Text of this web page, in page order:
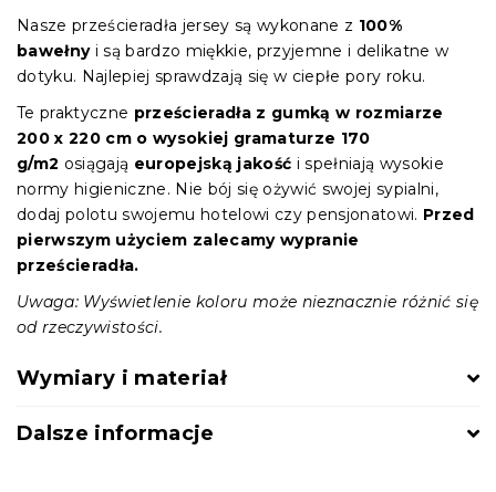
Nasze prześcieradła jersey są wykonane z 100%
bawełnyi są bardzo miękkie, przyjemne i delikatne w
dotyku. Najlepiej sprawdzają się w ciepłe pory roku.
Te praktyczne prześcieradła z gumką w rozmiarze
200 x 220 cm o wysokiej gramaturze 170
g/m2 osiągają europejską jakość i spełniają wysokie
normy higieniczne. Nie bój się ożywić swojej sypialni,
dodaj polotu swojemu hotelowi czy pensjonatowi. Przed
pierwszym użyciem zalecamy wypranie
prześcieradła.
Uwaga: Wyświetlenie koloru może nieznacznie różnić się
od rzeczywistości.
Wymiary i materiał
Dalsze informacje